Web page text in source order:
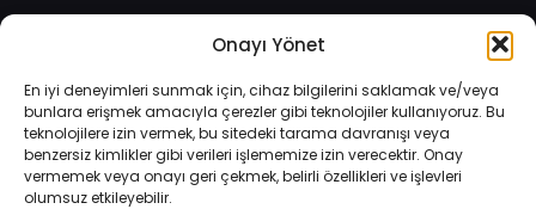
Onayı Yönet
En iyi deneyimleri sunmak için, cihaz bilgilerini saklamak ve/veya
bunlara erişmek amacıyla çerezler gibi teknolojiler kullanıyoruz. Bu
teknolojilere izin vermek, bu sitedeki tarama davranışı veya
benzersiz kimlikler gibi verileri işlememize izin verecektir. Onay
vermemek veya onayı geri çekmek, belirli özellikleri ve işlevleri
olumsuz etkileyebilir.
08:30 - 14:30